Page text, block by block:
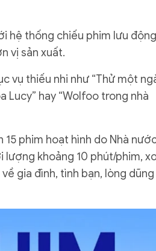
hệ thống chiếu phim lưu động
vị sản xuất.
vụ thiếu nhi như “Thử một
Lucy” hay “Wolfoo trong nhà
phim hoạt hình do Nhà
lượng khoảng 10 phút/phim,
gia đình, tình bạn, lòng dũng